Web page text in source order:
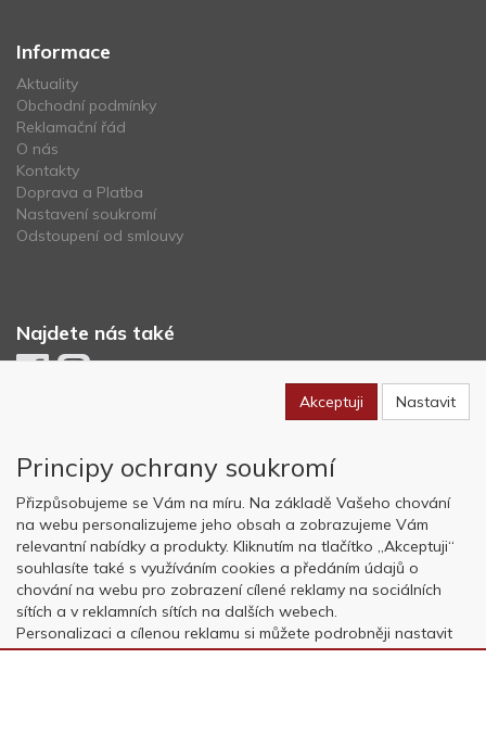
Informace
Aktuality
Obchodní podmínky
Reklamační řád
O nás
Kontakty
Doprava a Platba
Nastavení soukromí
Odstoupení od smlouvy
Najdete nás také
Copyright © OK AVIATION Base, s.r.o. 2022, powered byABRA E-
shop
Akceptuji Nastavit
Principy ochrany soukromí
Přizpůsobujeme se Vám na míru. Na základě Vašeho chování
na webu personalizujeme jeho obsah a zobrazujeme Vám
relevantní nabídky a produkty. Kliknutím na tlačítko „Akceptuji“
souhlasíte také s využíváním cookies a předáním údajů o
chování na webu pro zobrazení cílené reklamy na sociálních
sítích a v reklamních sítích na dalších webech.
Personalizaci a cílenou reklamu si můžete podrobněji nastavit
nebo kdykoli vypnout po kliknutí na tlačítko „Nastavit“.